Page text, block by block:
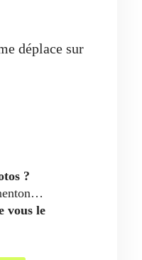
déplace sur
?
vous le